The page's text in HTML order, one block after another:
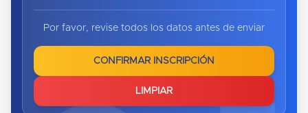
Por favor, revise todos los datos antes de enviar
CONFIRMAR INSCRIPCIÓN
LIMPIAR